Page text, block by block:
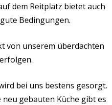
dem Reitplatz bietet auch
Bedingungen.
von unserem überdachten
bei uns bestens gesorgt.
gebauten Küche gibt es